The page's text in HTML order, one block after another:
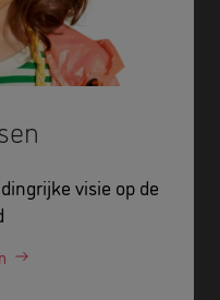
visie op de